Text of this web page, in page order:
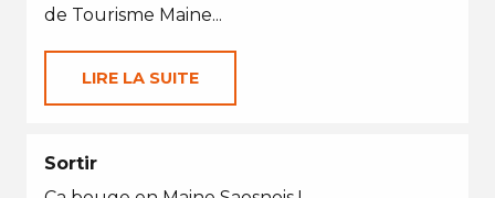
de Tourisme Maine...
LIRE LA SUITE
Sortir